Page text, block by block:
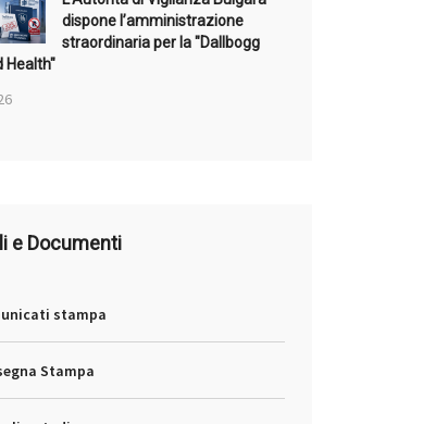
dispone l’amministrazione
straordinaria per la "Dallbogg
Health"
e Documenti
stampa
Stampa